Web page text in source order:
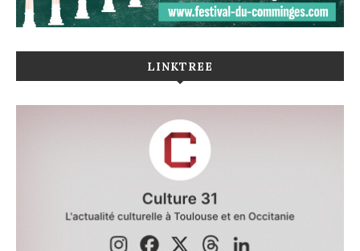
LINKTREE